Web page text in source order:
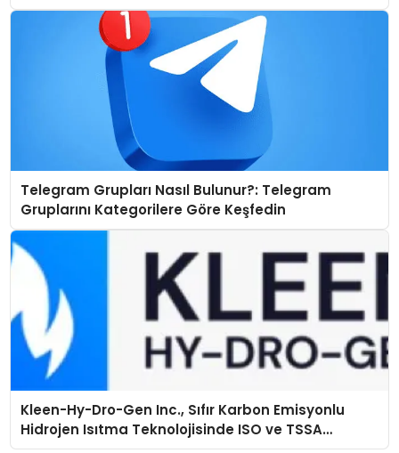
Telegram Grupları Nasıl Bulunur?: Telegram
Gruplarını Kategorilere Göre Keşfedin
Kleen-Hy-Dro-Gen Inc., Sıfır Karbon Emisyonlu
Hidrojen Isıtma Teknolojisinde ISO ve TSSA
Düzenleyici Onaylarını Aldı